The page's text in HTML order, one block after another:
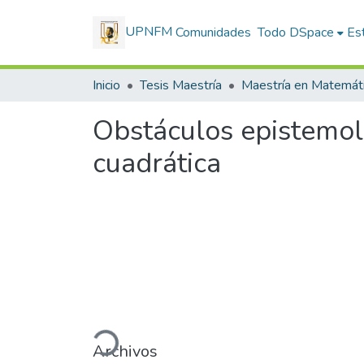
UPNFM Comunidades Todo DSpace
Inicio Tesis Maestría
Obstáculos
cuadrática
Cargando...
Archivos